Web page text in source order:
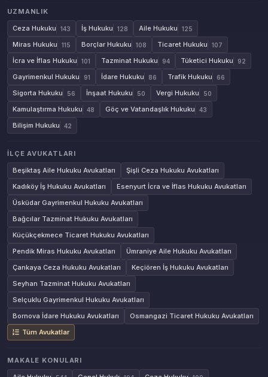
UZMANLIK
Ceza Hukuku
143 İş Hukuku 128 Aile Hukuku 125
Miras Hukuku 115 Borçlar Hukuku 108 Ticaret Hukuku 107
İcra ve İflas Hukuku 101 Tazminat Hukuku 94 Tüketici Hukuku 92
Gayrimenkul Hukuku 91 İdare Hukuku 86 Trafik Hukuku 66
Sigorta Hukuku 56 İnşaat Hukuku 50 Vergi Hukuku 50
Kamulaştırma Hukuku 48 Göç ve Vatandaşlık Hukuku 43
Bilişim Hukuku 42
İLÇE AVUKATLARI
Beşiktaş Aile Hukuku Avukatları
Şişli Ceza Hukuku Avukatları
Kadıköy İş Hukuku Avukatları
Esenyurt İcra ve İflas Hukuku Avukatları
Üsküdar Gayrimenkul Hukuku Avukatları
Bağcılar Tazminat Hukuku Avukatları
Küçükçekmece Ticaret Hukuku Avukatları
Pendik Miras Hukuku Avukatları
Ümraniye Aile Hukuku Avukatları
Çankaya Ceza Hukuku Avukatları
Keçiören İş Hukuku Avukatları
Seyhan Tazminat Hukuku Avukatları
Selçuklu Gayrimenkul Hukuku Avukatları
Bornova İdare Hukuku Avukatları
Osmangazi Ticaret Hukuku Avukatları
Tüm Avukatlar
MAKALE KONULARI